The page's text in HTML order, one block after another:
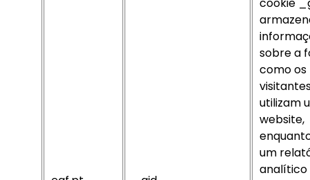
sobre a
como os
utilizam
website,
um
analítico